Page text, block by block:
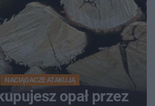
NACIĄGACZE ATAKUJĄ
opał przez